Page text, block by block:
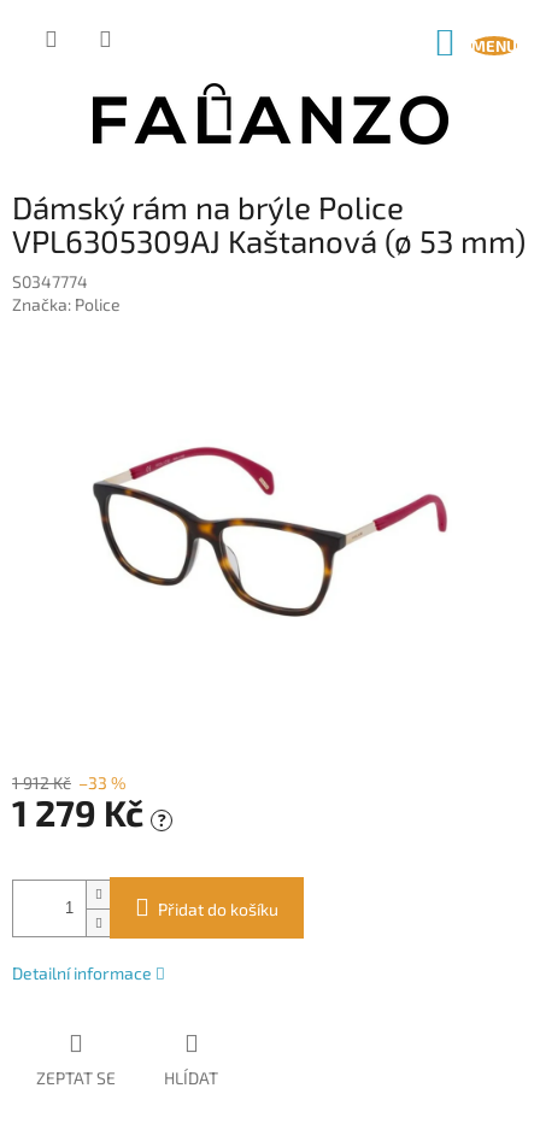
Dámský rám na brýle Police
VPL6305309AJ Kaštanová (ø 53 mm)
S0347774
Značka: Police
1 912 Kč –33 %
1 279 Kč ?
cena:
Přidat do košíku
Detailní informace
ZEPTAT SE HLÍDAT